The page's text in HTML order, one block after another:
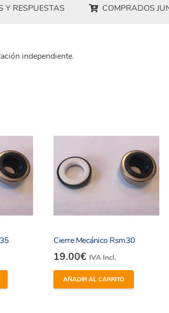
Y RESPUESTAS COMPRADOS
independiente.
Cierre Mecánico Rsm30
19.00€ IVA Incl.
AÑADIR AL CARRITO